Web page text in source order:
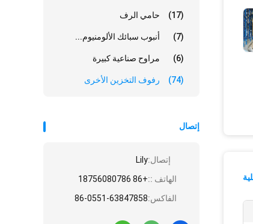
حامي الرف (17)
أنبوب سبائك الألومنيوم... (7)
مراوح صناعية كبيرة (6)
رفوف التخزين الأخرى (74)
إتصال
إتصال:Lily
الهاتف ::+86 18756080786
الفاكس:86-0551-63847858